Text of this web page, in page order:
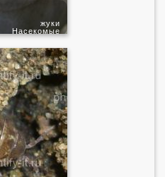
Насекомые
жуки